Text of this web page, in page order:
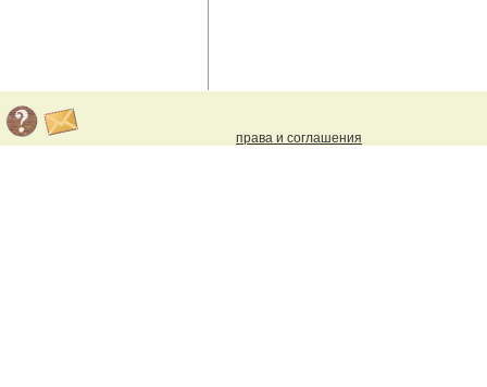
права и соглашения